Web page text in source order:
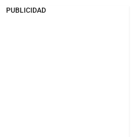
PUBLICIDAD